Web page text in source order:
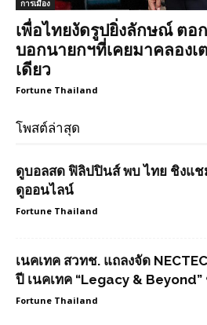
การเมือง
เพื่อไทยงัดรูปยิ่งลักษณ์ ตอ
บอกนายกฯที่เคยมาคลองเ
เดียว
Fortune Thailand
โพสต์ล่าสุด
ดูบอลสด ฟิลิปปินส์ พบ ไทย ชิงแช
ดูออนไลน์
Fortune Thailand
เนคเทค สวทช. แถลงจัด
ปี เนคเทค “Legacy & Beyond”
Fortune Thailand